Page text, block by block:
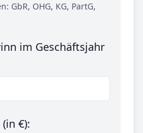
GbR, OHG, KG, PartG,
im Geschäftsjahr
€):